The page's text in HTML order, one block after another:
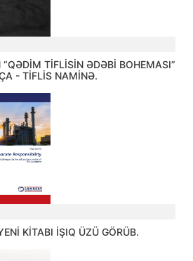
“QƏDİM TİFLİSİN ƏDƏBİ BOHEMASI”
- TİFLİS NAMİNƏ.
KİTABI İŞIQ ÜZÜ GÖRÜB.